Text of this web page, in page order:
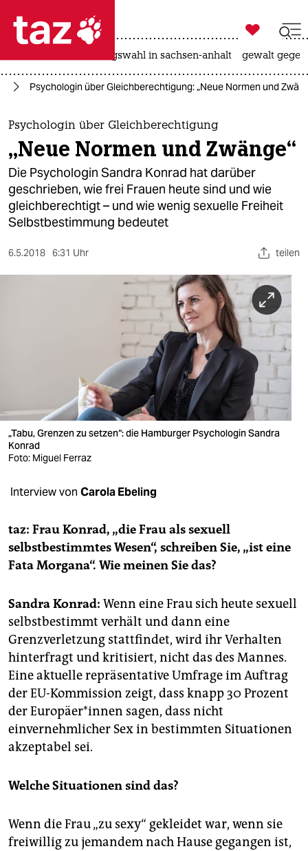
 taz zahl ich
taz zahl ich
themen
politik
öko
gesellschaft
kultur
sport
verlag
veranstaltungen
unterstützen
abo
epaper login

taz zahl ich
landtagswahl in sachsen-anhalt gewalt
Psychologin über Gleichberechtigung: „Neue Normen und
Psychologin über Gleichberechtigung
„Neue Normen und Zwänge“
Die Psychologin Sandra Konrad hat darüber
geschrieben, wie frei Frauen heute sind und wie
gleichberechtigt – und wie wenig sexuelle Freiheit
Selbstbestimmung bedeutet
6.5.2018 6:31 Uhr teilen
„Tabu, Grenzen zu setzen“: die Hamburger Psychologin Sandra
Konrad
Foto: Miguel Ferraz
Interview von Carola Ebeling
taz: Frau Konrad, „die Frau als sexuell
selbstbestimmtes Wesen“, schreiben Sie, „ist eine
Fata Morgana“. Wie meinen Sie das?
Sandra Konrad: Wenn eine Frau sich heute sexuell
selbstbestimmt verhält und dann eine
Grenzverletzung stattfindet, wird ihr Verhalten
hinterfragt und kritisiert, nicht das des Mannes.
Eine aktuelle repräsentative Umfrage im Auftrag
der EU-Kommission zeigt, dass knapp 30 Prozent
der Europäer*innen sagen, dass nicht
einvernehmlicher Sex in bestimmten Situationen
akzeptabel sei.
Welche Situationen sind das?
Wenn die Frau „zu sexy“ gekleidet war, wenn sie
freiwillig zu jemandem nach Hause gegangen ist,